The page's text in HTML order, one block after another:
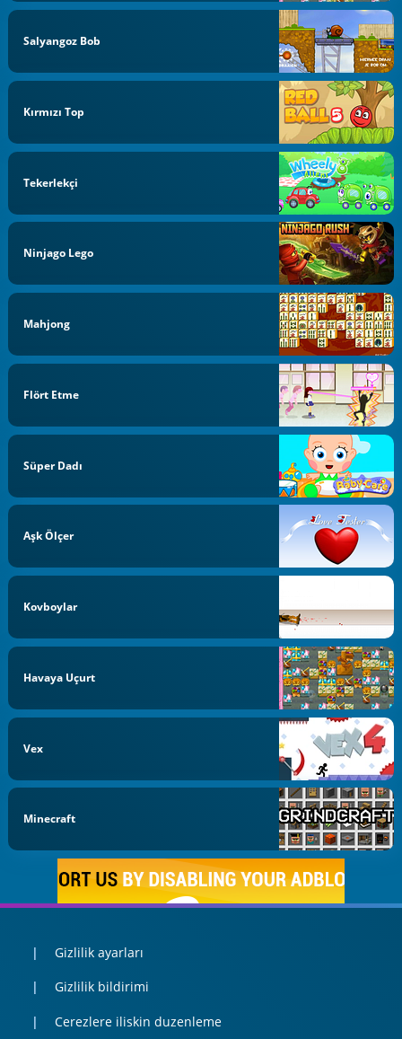
Salyangoz Bob
Kırmızı Top
Tekerlekçi
Ninjago Lego
Mahjong
Flört Etme
Süper Dadı
Aşk Ölçer
Kovboylar
Havaya Uçurt
Vex
Minecraft
Gizlilik ayarları
Gizlilik bildirimi
Cerezlere iliskin duzenleme